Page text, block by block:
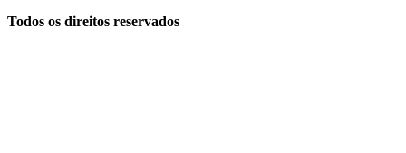
Todos os direitos reservados